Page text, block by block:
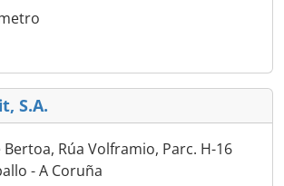
S.A.
Bertoa, Rúa Volframio, Parc. H-16
- A Coruña